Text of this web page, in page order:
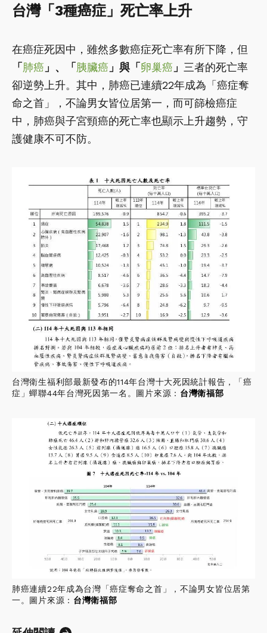
台灣「3種癌症」死亡率上升
在癌症死因中，雖然多數癌症死亡率有所下降，但
「 肺癌 」、「 胰臟癌 」與「 卵巢癌 」 三者的死亡率
卻逆勢上升。其中，肺癌已連續22年成為「癌症奪
命之首」，不論男女皆位居第一，而可篩檢癌症
中，肺癌與子宮頸癌的死亡率也顯示上升趨勢，守
護健康不可不防。
台灣衛生福利部最新發布的114年台灣十大死因統計報告，「癌
症」蟬聯44年台灣死因第一名。圖片來源： 台灣衛福部
肺癌連續22年成為台灣「癌症奪命之首」，不論男女皆位居第
一。圖片來源： 台灣衛福部